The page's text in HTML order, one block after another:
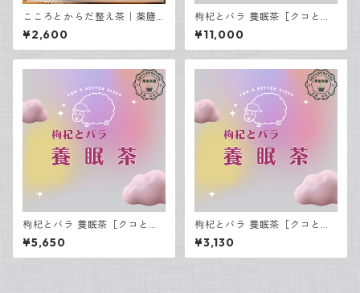
こころとからだ整え茶｜薬膳
茶2種飲み比べセット 8包入り
¥2,600
枸杞とバラ 養眠茶［クコとバ
ラ ようみんちゃ］30包入
¥11,000
枸杞とバラ 養眠茶［クコとバ
ラ ようみんちゃ］15包入
¥5,650
枸杞とバラ 養眠茶［クコとバ
ラ ようみんちゃ］7包入
¥3,130